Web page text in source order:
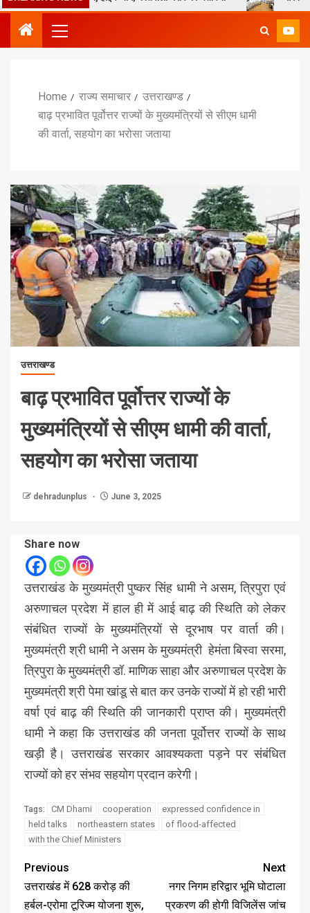
Home राज्य समाचार
उत्तराखण्ड
बाढ़ प्रभावित पूर्वोत्तर राज्यों के मुख्यमंत्रियों से सीएम धामी
की वार्ता, सहयोग का भरोसा जताया
उत्तराखण्ड
बाढ़ प्रभावित पूर्वोत्तर राज्यों के
मुख्यमंत्रियों से सीएम धामी की वार्ता,
सहयोग का भरोसा जताया
dehradunplus June 3, 2025
Share now
उत्तराखंड के मुख्यमंत्री पुष्कर सिंह धामी ने असम, त्रिपुरा एवं
अरुणाचल प्रदेश में हाल ही में आई बाढ़ की स्थिति को लेकर
संबंधित राज्यों के मुख्यमंत्रियों से दूरभाष पर वार्ता की।
मुख्यमंत्री श्री धामी ने असम के मुख्यमंत्री हेमंता बिस्वा सरमा,
त्रिपुरा के मुख्यमंत्री डॉ. माणिक साहा और अरुणाचल प्रदेश के
मुख्यमंत्री श्री पेमा खांडू से बात कर उनके राज्यों में हो रही भारी
वर्षा एवं बाढ़ की स्थिति की जानकारी प्राप्त की। मुख्यमंत्री
धामी ने कहा कि उत्तराखंड की जनता पूर्वोत्तर राज्यों के साथ
खड़ी है। उत्तराखंड सरकार आवश्यकता पड़ने पर संबंधित
राज्यों को हर संभव सहयोग प्रदान करेगी।
Tags: CM Dhami cooperation
expressed confidence in
held talks
northeastern states
of flood-affected
with the Chief Ministers
Previous
उत्तराखंड में 628 करोड़ की
हर्बल-एरोमा टूरिज्म योजना शुरू,
Next
नगर निगम हरिद्वार भूमि घोटाला
प्रकरण की होगी विजिलेंस जांच